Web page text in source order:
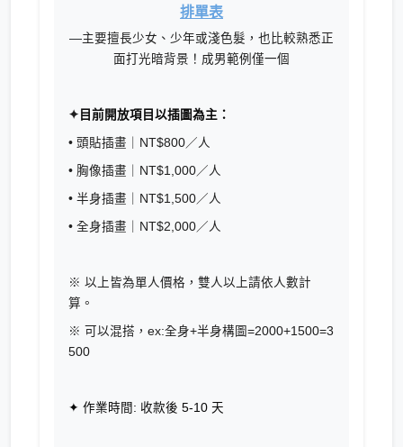
排單表
—主要擅長少女、少年或淺色髮，也比較熟悉正
面打光暗背景！成男範例僅一個
✦ 目前開放項目以插圖為主：
• 頭貼插畫｜NT$800／人
• 胸像插畫｜NT$1,000／人
• 半身插畫｜NT$1,500／人
• 全身插畫｜NT$2,000／人
※ 以上皆為單人價格，雙人以上請依人數計
算。
※ 可以混搭，ex:全身+半身構圖=2000+1500=3
500
✦ 作業時間: 收款後 5-10 天